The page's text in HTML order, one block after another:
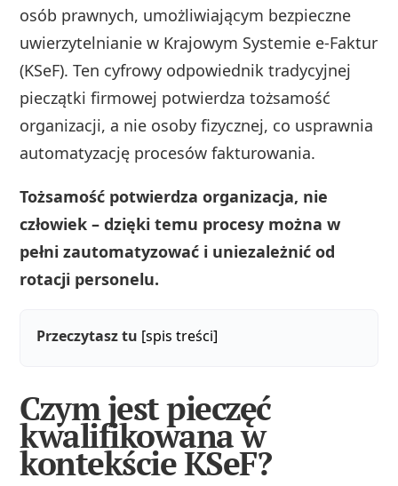
osób prawnych, umożliwiającym bezpieczne
uwierzytelnianie w Krajowym Systemie e-Faktur
(KSeF). Ten cyfrowy odpowiednik tradycyjnej
pieczątki firmowej potwierdza tożsamość
organizacji, a nie osoby fizycznej, co usprawnia
automatyzację procesów fakturowania.
Tożsamość potwierdza organizacja, nie
człowiek – dzięki temu procesy można w
pełni zautomatyzować i uniezależnić od
rotacji personelu.
Przeczytasz tu [spis treści]
Czym jest pieczęć
kwalifikowana w
kontekście KSeF?